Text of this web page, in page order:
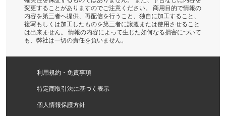
変更することがありますのでご注意ください。 商用目的で情報の
内容を第三者へ提供、再配信を行うこと、独自に加工すること、
複写もしくは加工したものを第三者に譲渡または使用させること
は出来ません。 情報の内容によって生じた如何なる損害について
も、弊社は一切の責任を負いません。
利用規約・免責事項
特定商取引法に基づく表示
個人情報保護方針